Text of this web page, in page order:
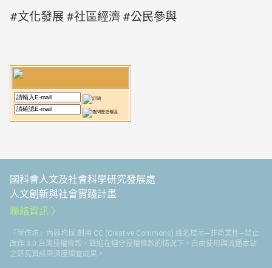
文化發展 社區經濟 公民參與
國科會人文及社會科學研究發展處
人文創新與社會實踐計畫
聯絡資訊
「新作坊」內容均採 創用 CC (Creative Commons) 姓名標示─非商業性─禁止
改作 3.0 台灣授權條款，歡迎在遵守授權條款的情況下，自由使用與流通本站
之研究資訊與深度調查成果。